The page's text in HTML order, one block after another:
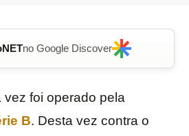
no Google Discover
vez foi operado pela
B. Desta vez contra o